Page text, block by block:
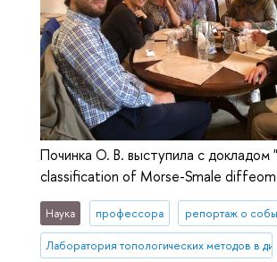
Починка О. В. выступила с докладом
classification of Morse-Smale
Наука профессора репортаж о
Лаборатория топологических методов в